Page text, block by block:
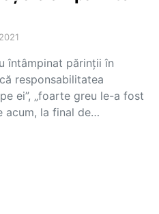
întâmpinat părinții în
responsabilitatea
ei”, „foarte greu le-a fost
acum, la final de…